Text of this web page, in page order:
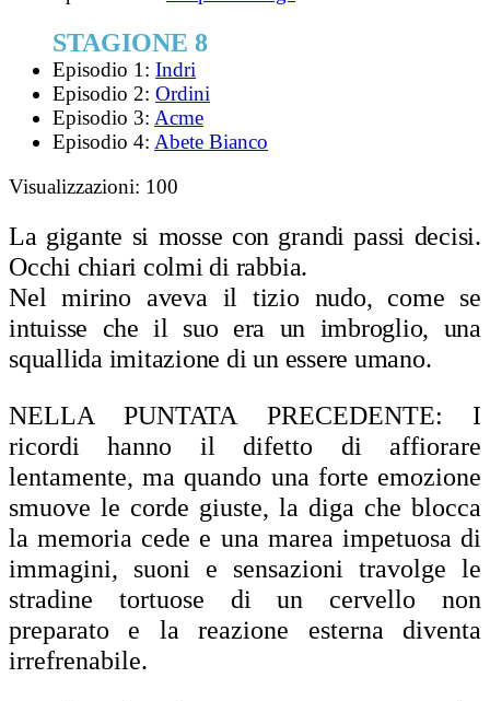
STAGIONE 8
Episodio 1: Indri
Episodio 2: Ordini
Episodio 3: Acme
Episodio 4: Abete Bianco
Visualizzazioni: 100
La gigante si mosse con grandi passi decisi.
Occhi chiari colmi di rabbia.
Nel mirino aveva il tizio nudo, come se
intuisse che il suo era un imbroglio, una
squallida imitazione di un essere umano.
NELLA PUNTATA PRECEDENTE: I
ricordi hanno il difetto di affiorare
lentamente, ma quando una forte emozione
smuove le corde giuste, la diga che blocca
la memoria cede e una marea impetuosa di
immagini, suoni e sensazioni travolge le
stradine tortuose di un cervello non
preparato e la reazione esterna diventa
irrefrenabile.